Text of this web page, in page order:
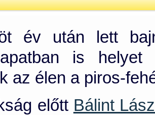
év után lett
is
az élen a piros-
előtt Bálint